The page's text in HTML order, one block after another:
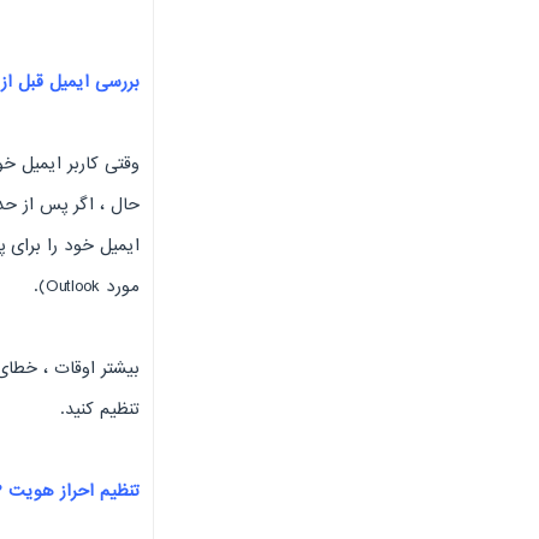
بررسی ایمیل قبل
وقتی کاربر ایمیل
ایمیل خود را
مورد Outlook).
تنظیم کنید.
تنظیم احراز هویت SMTP